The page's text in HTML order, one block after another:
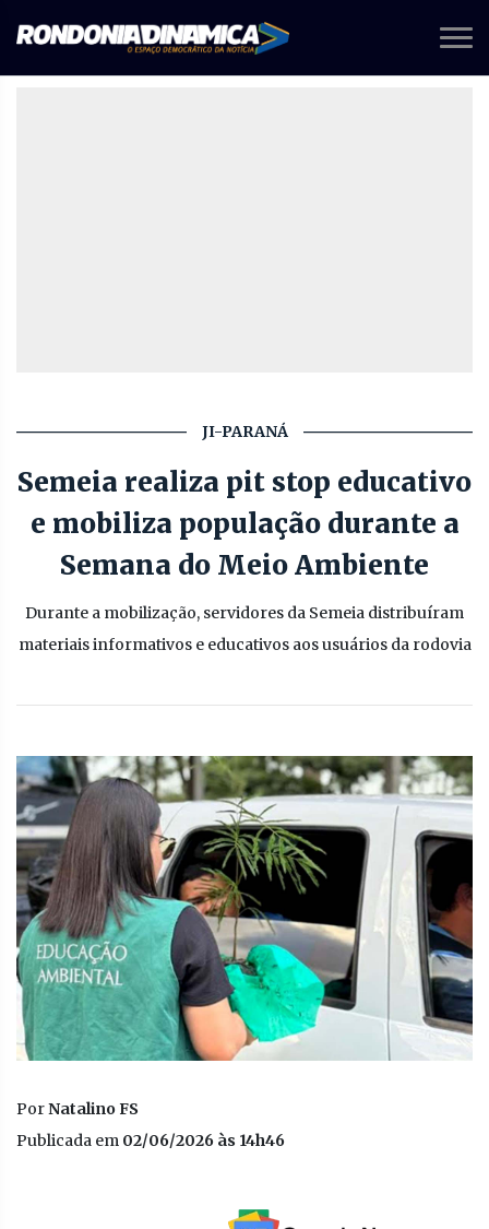
JI-PARANÁ
Semeia realiza pit stop educativo
e mobiliza população durante a
Semana do Meio Ambiente
Durante a mobilização, servidores da Semeia distribuíram
materiais informativos e educativos aos usuários da rodovia
PorNatalino FS
Publicada em 02/06/2026 às 14h46